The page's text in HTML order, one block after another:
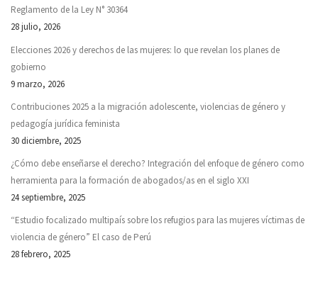
Reglamento de la Ley N° 30364
28 julio, 2026
Elecciones 2026 y derechos de las mujeres: lo que revelan los planes de
gobierno
9 marzo, 2026
Contribuciones 2025 a la migración adolescente, violencias de género y
pedagogía jurídica feminista
30 diciembre, 2025
¿Cómo debe enseñarse el derecho? Integración del enfoque de género como
herramienta para la formación de abogados/as en el siglo XXI
24 septiembre, 2025
“Estudio focalizado multipaís sobre los refugios para las mujeres víctimas de
violencia de género” El caso de Perú
28 febrero, 2025